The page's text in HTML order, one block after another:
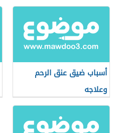
أسباب ضيق عنق الرحم
وعلاجه